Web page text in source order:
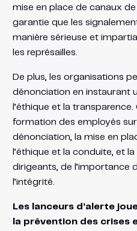
mise en place de canaux
garantie que les
manière sérieuse et
les représailles.
De plus, les organisations
dénonciation en instaurant
l’éthique et la
formation des employés
dénonciation, la mise en
l’éthique et la conduite, et
dirigeants, de l’importance
l’intégrité.
Les lanceurs d’alerte
la prévention des crises